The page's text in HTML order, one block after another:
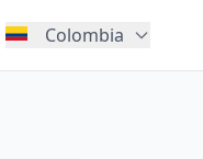
Colombia